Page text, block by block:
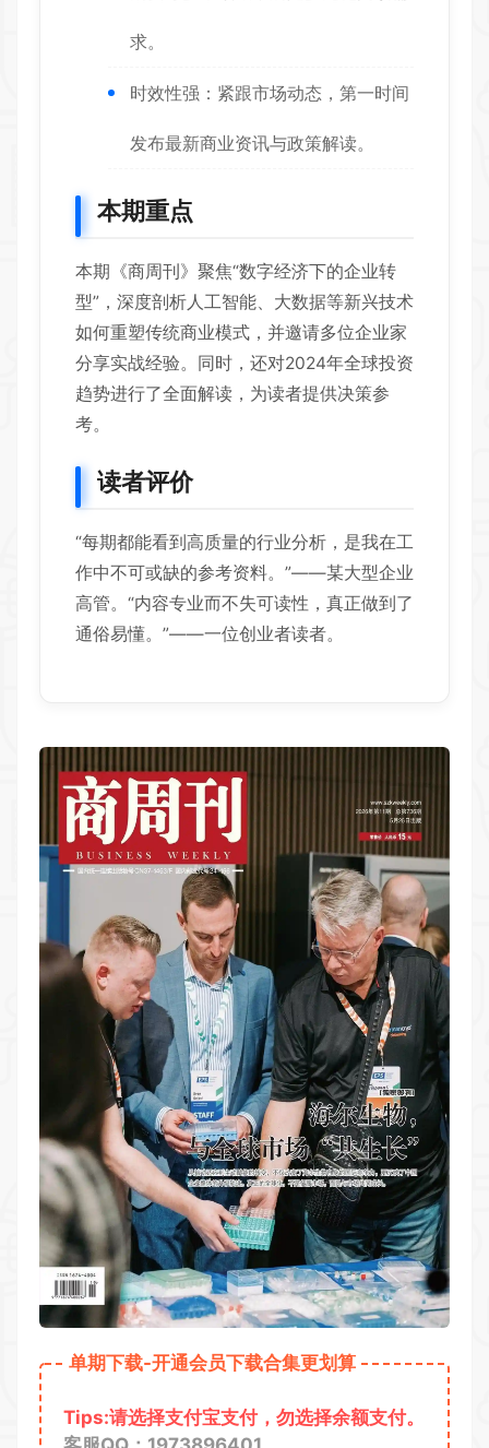
求。
时效性强：紧跟市场动态，第一时间
发布最新商业资讯与政策解读。
本期重点
本期《商周刊》聚焦“数字经济下的企业转
型”，深度剖析人工智能、大数据等新兴技术
如何重塑传统商业模式，并邀请多位企业家
分享实战经验。同时，还对2024年全球投资
趋势进行了全面解读，为读者提供决策参
考。
读者评价
“每期都能看到高质量的行业分析，是我在工
作中不可或缺的参考资料。”——某大型企业
高管。“内容专业而不失可读性，真正做到了
通俗易懂。”——一位创业者读者。
单期下载-开通会员下载合集更划算
Tips:请选择支付宝支付，勿选择余额支付。